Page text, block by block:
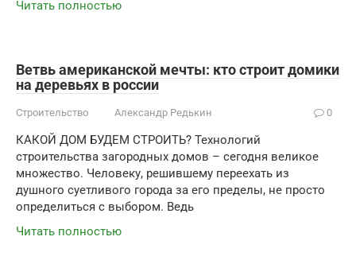
Читать полностью
Ветвь американской мечты: кто строит домики
на деревьях в россии
Строительство Александр Редькин 0
КАКОЙ ДОМ БУДЕМ СТРОИТЬ? Технологий
строительства загородных домов – сегодня великое
множество. Человеку, решившему переехать из
душного суетливого города за его пределы, не просто
определиться с выбором. Ведь
Читать полностью